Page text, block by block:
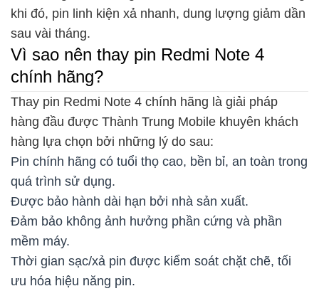
khi đó, pin linh kiện xả nhanh, dung lượng giảm dần
sau vài tháng.
Vì sao nên thay pin Redmi Note 4
chính hãng?
Thay pin Redmi Note 4 chính hãng là giải pháp
hàng đầu được Thành Trung Mobile khuyên khách
hàng lựa chọn bởi những lý do sau:
Pin chính hãng có tuổi thọ cao, bền bỉ, an toàn trong
quá trình sử dụng.
Được bảo hành dài hạn bởi nhà sản xuất.
Đảm bảo không ảnh hưởng phần cứng và phần
mềm máy.
Thời gian sạc/xả pin được kiểm soát chặt chẽ, tối
ưu hóa hiệu năng pin.